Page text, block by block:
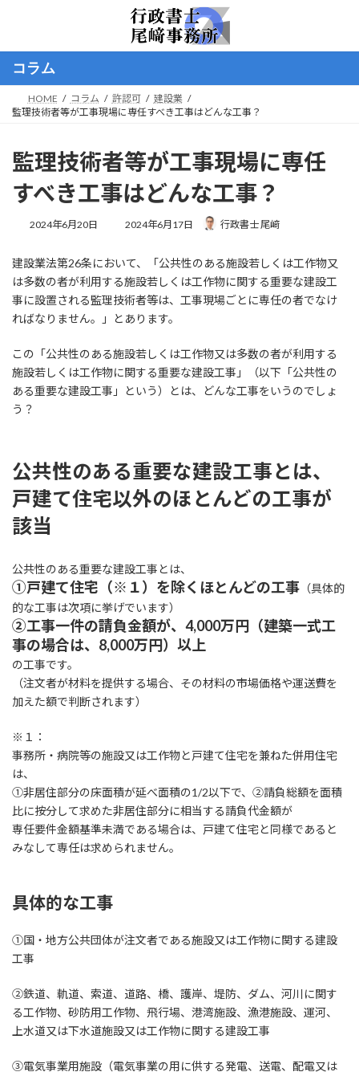
ン
へ
ー
ョ
コラム
HOME コラム 許認可
建設業
監理技術者等が工事現場に専任すべき工事はどんな工事？
監理技術者等が工事現場に専任
すべき工事はどんな工事？
2024年6月20日
最
新
日
時
:
2024年6月17日 行政書士 尾﨑
建設業法第26条において、「公共性のある施設若しくは工作物又
は多数の者が利用する施設若しくは工作物に関する重要な建設工
事に設置される監理技術者等は、工事現場ごとに専任の者でなけ
ればなりません。」とあります。
この「公共性のある施設若しくは工作物又は多数の者が利用する
施設若しくは工作物に関する重要な建設工事」（以下「公共性の
ある重要な建設工事」という）とは、どんな工事をいうのでしょ
う？
公共性のある重要な建設工事とは、
戸建て住宅以外のほとんどの工事が
該当
公共性のある重要な建設工事とは、
①戸建て住宅（※１）を除くほとんどの工事 （具体的
的な工事は次項に挙げでいます）
②工事一件の請負金額が、4,000万円（建築一式工
事の場合は、8,000万円）以上
の工事です。
（注文者が材料を提供する場合、その材料の市場価格や運送費を
加えた額で判断されます）
※１：
事務所・病院等の施設又は工作物と戸建て住宅を兼ねた併用住宅
は、
①非居住部分の床面積が延べ面積の1/2以下で、②請負総額を面積
比に按分して求めた非居住部分に相当する請負代金額が
専任要件金額基準未満である場合は、戸建て住宅と同様であると
みなして専任は求められません。
具体的な工事
①国・地方公共団体が注文者である施設又は工作物に関する建設
工事
②鉄道、軌道、索道、道路、橋、護岸、堤防、ダム、河川に関す
る工作物、砂防用工作物、飛行場、港湾施設、漁港施設、運河、
上水道又は下水道施設又は工作物に関する建設工事
③電気事業用施設（電気事業の用に供する発電、送電、配電又は